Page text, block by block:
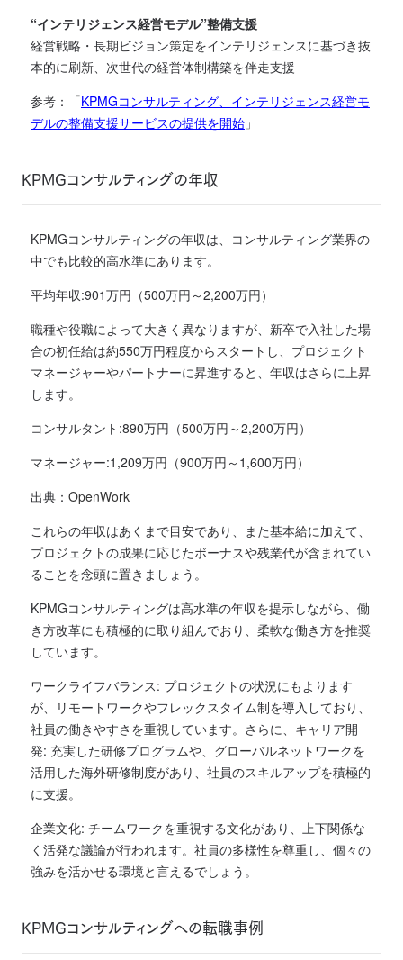
“インテリジェンス経営モデル”整備支援
経営戦略・長期ビジョン策定をインテリジェンスに基づき抜
本的に刷新、次世代の経営体制構築を伴走支援
参考：「KPMGコンサルティング、インテリジェンス経営モ
デルの整備支援サービスの提供を開始 」
KPMGコンサルティングの年収
KPMGコンサルティングの年収は、コンサルティング業界の
中でも比較的高水準にあります。
平均年収:901万円（500万円～2,200万円）
職種や役職によって大きく異なりますが、新卒で入社した場
合の初任給は約550万円程度からスタートし、プロジェクト
マネージャーやパートナーに昇進すると、年収はさらに上昇
します。
コンサルタント:890万円（500万円～2,200万円）
マネージャー:1,209万円（900万円～1,600万円）
出典： OpenWork
これらの年収はあくまで目安であり、また基本給に加えて、
プロジェクトの成果に応じたボーナスや残業代が含まれてい
ることを念頭に置きましょう。
KPMGコンサルティングは高水準の年収を提示しながら、働
き方改革にも積極的に取り組んでおり、柔軟な働き方を推奨
しています。
ワークライフバランス: プロジェクトの状況にもよります
が、リモートワークやフレックスタイム制を導入しており、
社員の働きやすさを重視しています。 さらに、キャリア開
発: 充実した研修プログラムや、グローバルネットワークを
活用した海外研修制度があり、社員のスキルアップを積極的
に支援。
企業文化: チームワークを重視する文化があり、上下関係な
く活発な議論が行われます。社員の多様性を尊重し、個々の
強みを活かせる環境と言えるでしょう。
KPMGコンサルティングへの転職事例